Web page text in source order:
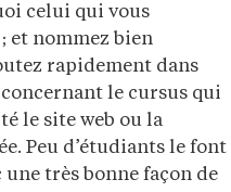
celui qui vous
et nommez bien
rapidement dans
le cursus qui
le site web ou la
Peu d’étudiants le font
une très bonne façon de